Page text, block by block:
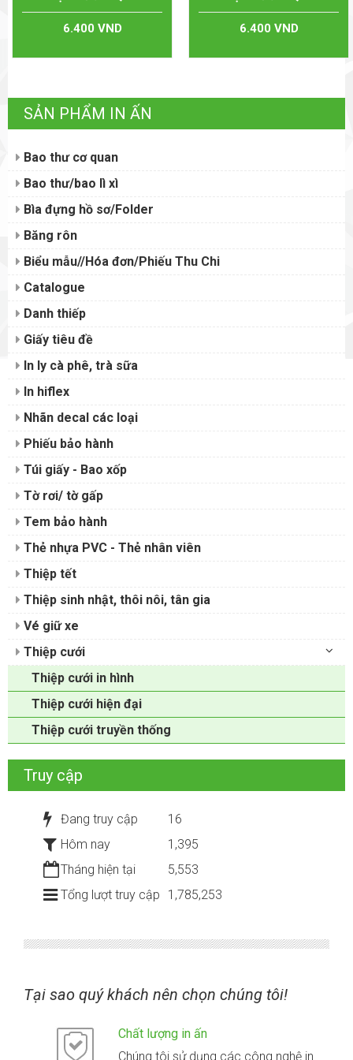
6.400 VND 6.400 VND
SẢN PHẨM IN ẤN
Bao thư cơ quan
Bao thư/bao lì xì
Bìa đựng hồ sơ/Folder
Băng rôn
Biểu mẫu//Hóa đơn/Phiếu Thu Chi
Catalogue
Danh thiếp
Giấy tiêu đề
In ly cà phê, trà sữa
In hiflex
Nhãn decal các loại
Phiếu bảo hành
Túi giấy - Bao xốp
Tờ rơi/ tờ gấp
Tem bảo hành
Thẻ nhựa PVC - Thẻ nhân viên
Thiệp tết
Thiệp sinh nhật, thôi nôi, tân gia
Vé giữ xe
Thiệp cưới
Thiệp cưới in hình
Thiệp cưới hiện đại
Thiệp cưới truyền thống
Truy cập
Đang truy cập
16
Hôm nay
1,395
Tháng hiện tại
5,553
Tổng lượt truy cập
1,785,253
Tại sao quý khách nên chọn chúng tôi!
Chất lượng in ấn
Chúng tôi sử dụng các công nghệ in